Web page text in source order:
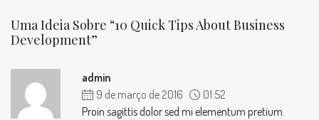
Uma Ideia Sobre “10 Quick Tips About Business
Development”
admin
9 de março de 2016
01:52
Proin sagittis dolor sed mi elementum pretium.